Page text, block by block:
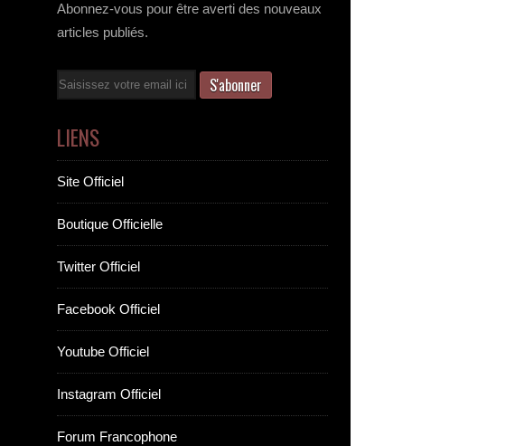
Abonnez-vous pour être averti des nouveaux
articles publiés.
Email
LIENS
Site Officiel
Boutique Officielle
Twitter Officiel
Facebook Officiel
Youtube Officiel
Instagram Officiel
Forum Francophone